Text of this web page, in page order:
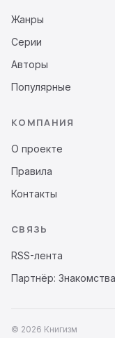
Жанры
Серии
Авторы
Популярные
КОМПАНИЯ
О проекте
Правила
Контакты
СВЯЗЬ
RSS-лента
Партнёр: Знакомства
© 2026 Книгизм